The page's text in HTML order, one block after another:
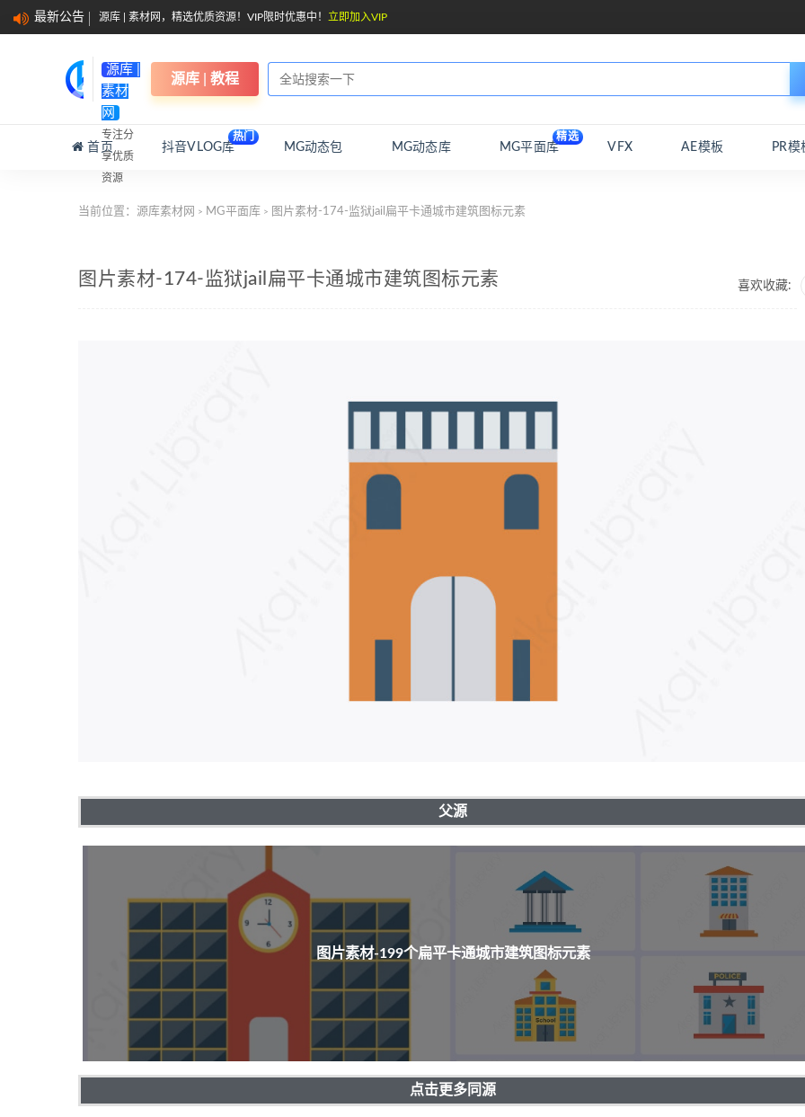
最新公告 源库 | 素材网，精选优质资源！VIP限时优惠中！ 立即加入VIP
源库 |
素材
网
专注分
享优质
资源
源库 | 教程
首页 抖音VLOG库
热门
MG动态包 MG动态库 MG平面库
精选
VFX AE模板 PR模
当前位置： 源库素材网 > MG平面库 > 图片素材-174-监狱jail扁平卡通城市建筑图标元素
喜欢收藏:
图片素材-174-监狱jail扁平卡通城市建筑图标元素
父源
图片素材-199个扁平卡通城市建筑图标元素
点击更多同源